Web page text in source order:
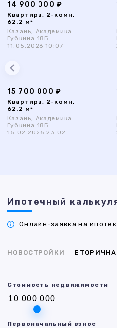
14 900 000 ₽
Квартира, 2-комн,
62.2 м²
Казань, Академика
Губкина 18Б
11.05.2026 10:07
15 700 000 ₽
Квартира, 2-комн,
62.2 м²
Казань, Академика
Губкина 18Б
15.02.2026 23:02
Ипотечный
Онлайн-заявка на
НОВОСТРОЙКИ
Стоимость недвижимости
Первоначальный взнос